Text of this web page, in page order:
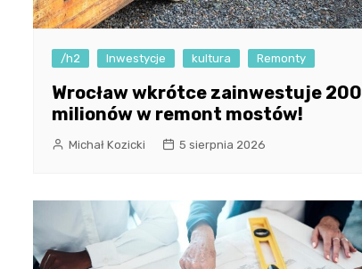
/h2 Inwestycje kultura Remonty
Wrocław wkrótce zainwestuje 200
milionów w remont mostów!
Michał Kozicki 5 sierpnia 2026